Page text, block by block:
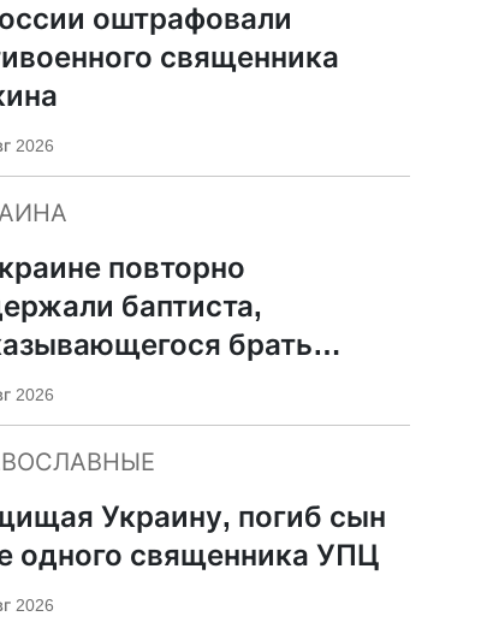
оштрафовали
священника
2026
повторно
баптиста,
брать
2026
Украину, погиб сын
одного священника УПЦ
2026